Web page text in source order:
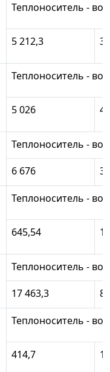
Теплоноситель -
5 212,3 3
Теплоноситель -
5 026 4
Теплоноситель -
6 676
3
Теплоноситель -
645,54 1
Теплоноситель -
17 463,3
8
Теплоноситель -
414,7